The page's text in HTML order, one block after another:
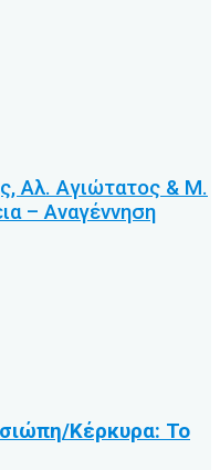
Αλ. Αγιώτατος & Μ.
– Αναγέννηση
Κέρκυρα: Το